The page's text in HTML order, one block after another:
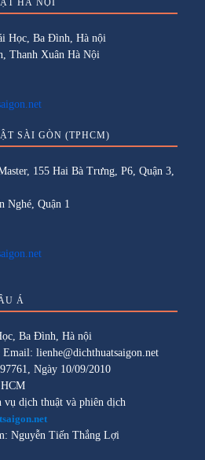
Học, Ba Đình, Hà nội
Thanh Xuân Hà Nội
SÀI GÒN (TPHCM)
155 Hai Bà Trưng, P6, Quận 3,
Nghé, Quận 1
Á
Ba Đình, Hà nội
lienhe@dichthuatsaigon.net
Ngày 10/09/2010
dịch thuật và phiên dịch
Nguyễn Tiến Thắng Lợi